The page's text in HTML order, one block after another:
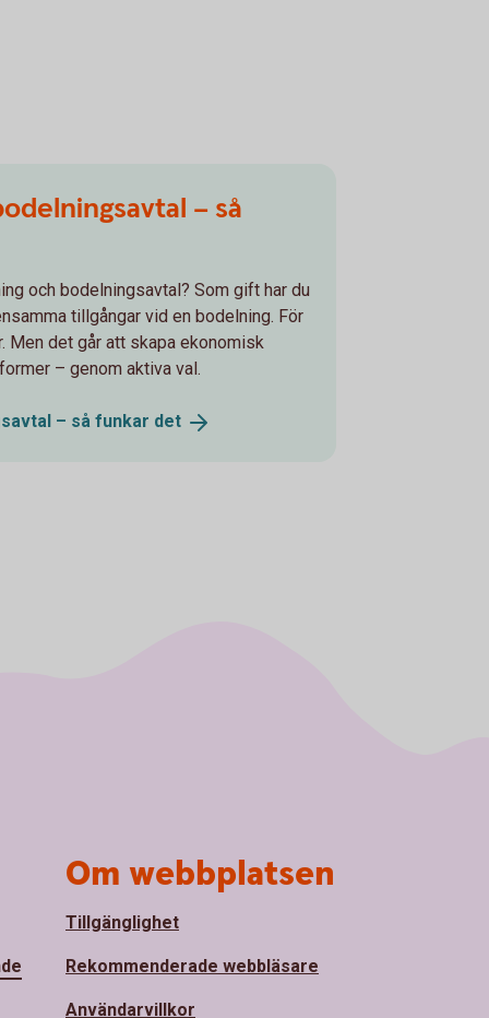
– så
och bodelningsavtal? Som gift har du
tillgångar vid en bodelning. För
Men det går att skapa ekonomisk
– genom aktiva val.
– så funkar det
Om webbplatsen
Tillgänglighet
Rekommenderade webbläsare
Användarvillkor